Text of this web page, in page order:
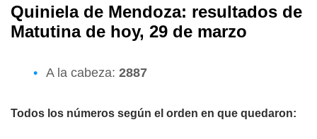
Quiniela de Mendoza: resultados de
Matutina de hoy, 29 de marzo
A la cabeza: 2887
Todos los números según el orden en que quedaron: